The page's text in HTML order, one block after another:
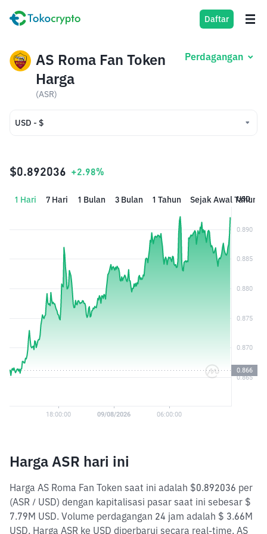
Daftar
AS Roma Fan Token
Harga
(ASR)
Perdagangan
USD - $
IDR - Rp
$0.892036 +2.98%
1 Hari 7 Hari 1 Bulan 3 Bulan 1 Tahun Sejak Awal Tahun
USD
Harga ASR hari ini
Harga AS Roma Fan Token saat ini adalah $0.892036 per
(ASR / USD) dengan kapitalisasi pasar saat ini sebesar $
7.79M USD. Volume perdagangan 24 jam adalah $ 3.66M
USD. Harga ASR ke USD diperbarui secara real-time. AS